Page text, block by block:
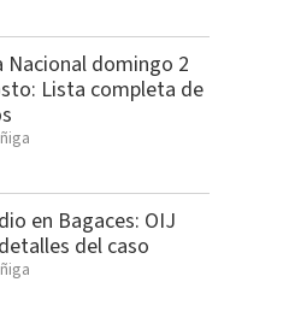
Nacional domingo 2
Lista completa de
en Bagaces: OIJ
del caso